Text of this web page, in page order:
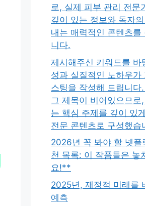
로, 실제 피부 관리 전문
깊이 있는 정보와 독자
내는 매력적인 콘텐츠를
니다.
제시해주신 키워드를 바
성과 실질적인 노하우가
스팅을 작성해 드립니다
그 제목이 비어있으므로,
는 핵심 주제를 깊이 있
전문 콘텐츠로 구성했습
2026년 꼭 봐야 할 넷플
천 목록: 이 작품들은 놓
요!**
2025년, 재정적 미래를
예측